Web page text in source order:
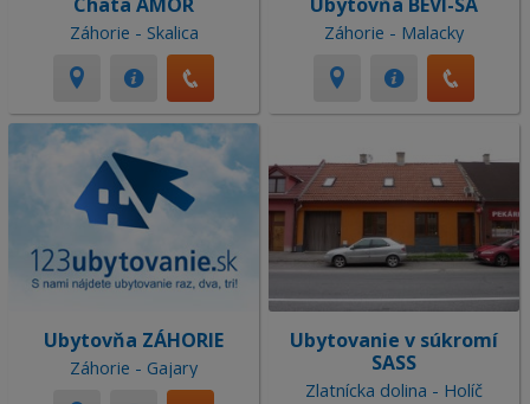
Záhorie - Skalica Záhorie - Malacky
Ubytovňa ZÁHORIE
Záhorie - Gajary
Ubytovanie v súkromí
SASS
Zlatnícka dolina - Holíč